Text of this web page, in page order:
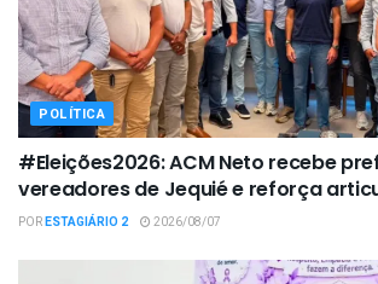
POLÍTICA
#Eleições2026: ACM Neto recebe
vereadores de Jequié e reforça
PORESTAGIÁRIO 2 2026/08/07